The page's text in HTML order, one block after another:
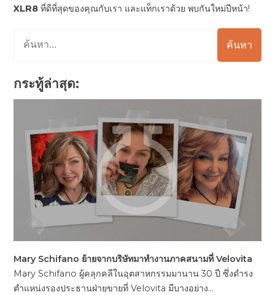
XLR8 ที่ดีที่สุดของคุณกับเรา และแท็กเราด้วย พบกันใหม่ปีหน้า!
ค้นหา
กระทู้ล่าสุด:
Mary Schifano ย้ายจากบริษัทมาทำงานภาคสนามที่ Velovita
Mary Schifano ผู้คลุกคลีในอุตสาหกรรมมานาน 30 ปี ซึ่งดำรง
ตำแหน่งรองประธานฝ่ายขายที่ Velovita มีบางอย่าง…